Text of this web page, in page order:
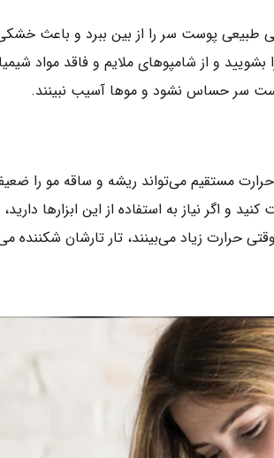
طبیعی پوست سر را از بین ببرد و باعث
و از شامپوهای ملایم و فاقد مواد
سر حساس نشود و موها آسیب نبینند.
مستقیم می‌تواند ریشه و ساقه مو را
و اگر نیاز به استفاده از این ابزارها
حرارت زیاد می‌بینند، تار تارشان شکننده